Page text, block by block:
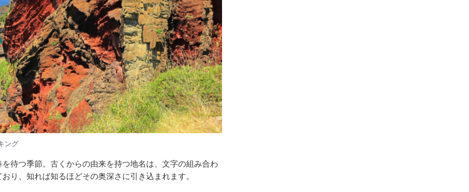
ング
待つ季節。古くからの由来を持つ地名は、文字の組み合わ
り、知れば知るほどその奥深さに引き込まれます。